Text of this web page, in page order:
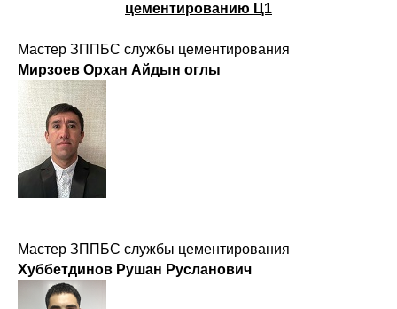
цементированию Ц1
Мастер ЗППБС службы цементирования
Мирзоев Орхан Айдын оглы
Мастер ЗППБС службы цементирования
Хуббетдинов Рушан Русланович